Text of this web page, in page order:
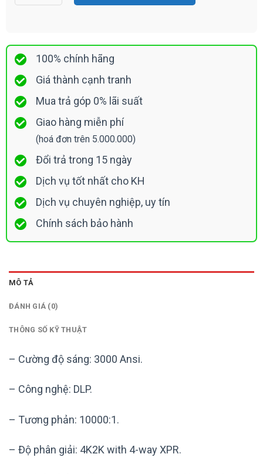
100% chính hãng
Giá thành cạnh tranh
Mua trả góp 0% lãi suất
Giao hàng miễn phí
(hoá đơn trên 5.000.000)
Đổi trả trong 15 ngày
Dịch vụ tốt nhất cho KH
Dịch vụ chuyên nghiệp, uy tín
Chính sách bảo hành
MÔ TẢ
ĐÁNH GIÁ (0)
THÔNG SỐ KỸ THUẬT
– Cường độ sáng: 3000 Ansi.
– Công nghệ: DLP.
– Tương phản: 10000:1.
– Độ phân giải: 4K2K with 4-way XPR.